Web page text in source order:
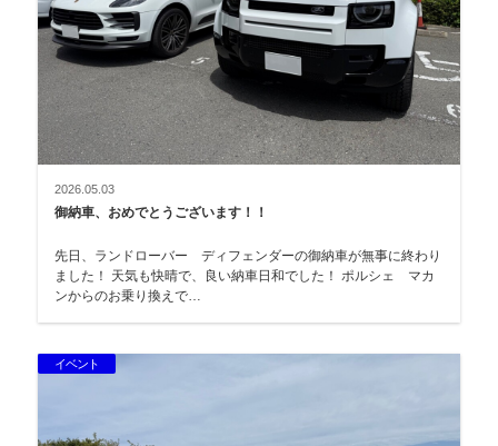
2026.05.03
御納車、おめでとうございます！！
先日、ランドローバー ディフェンダーの御納車が無事に終わり
ました！ 天気も快晴で、良い納車日和でした！ ポルシェ マカ
ンからのお乗り換えで…
イベント